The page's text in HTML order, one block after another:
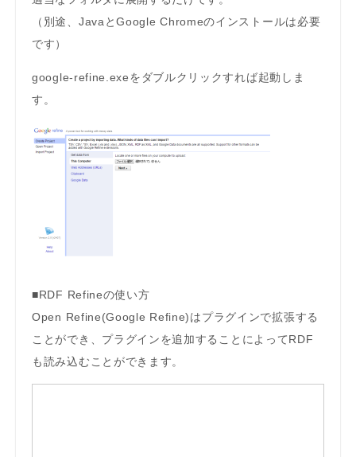
（別途、JavaとGoogle Chromeのインストールは必要
です）
google-refine.exeをダブルクリックすれば起動しま
す。
■RDF Refineの使い方
Open Refine(Google Refine)はプラグインで拡張する
ことができ、プラグインを追加することによってRDF
も読み込むことができます。